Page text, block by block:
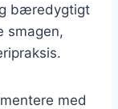
bæredygtigt
smagen,
med